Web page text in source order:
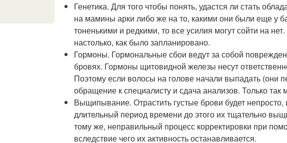
Генетика. Для того чтобы понять, удастся ли стать
на мамины арки либо же на то, какими они были еще у
тоненькими и редкими, то все усилия могут сойти на
настолько, как было запланировано.
Гормоны. Гормональные сбои ведут за собой
бровях. Гормоны щитовидной железы несут
Поэтому если волосы на голове начали выпадать (они
обращение к специалисту и сдача анализов. Только так
Выщипывание. Отрастить густые брови будет
длительный период времени до этого их тщательно
тому же, неправильный процесс корректировки при
вследствие чего их активность останавливается.